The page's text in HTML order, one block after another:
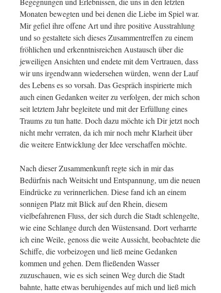
Monaten bewegten und bei denen die Liebe im Spiel war.
Mir gefiel ihre offene Art und ihre positive Ausstrahlung
und so gestaltete sich dieses Zusammentreffen zu einem
fröhlichen und erkenntnisreichen Austausch über die
jeweiligen Ansichten und endete mit dem Vertrauen, dass
wir uns irgendwann wiedersehen würden, wenn der Lauf
des Lebens es so vorsah. Das Gespräch inspirierte mich
auch einen Gedanken weiter zu verfolgen, der mich schon
seit letztem Jahr begleitete und mit der Erfüllung eines
Traums zu tun hatte. Doch dazu möchte ich Dir jetzt noch
nicht mehr verraten, da ich mir noch mehr Klarheit über
die weitere Entwicklung der Idee verschaffen möchte.
Nach dieser Zusammenkunft regte sich in mir das
Bedürfnis nach Weitsicht und Entspannung, um die neuen
Eindrücke zu verinnerlichen. Diese fand ich an einem
sonnigen Platz mit Blick auf den Rhein, diesem
vielbefahrenen Fluss, der sich durch die Stadt schlengelte,
wie eine Schlange durch den Wüstensand. Dort verharrte
ich eine Weile, genoss die weite Aussicht, beobachtete die
Schiffe, die vorbeizogen und ließ meine Gedanken
kommen und gehen. Dem fließenden Wasser
zuzuschauen, wie es sich seinen Weg durch die Stadt
bahnte, hatte etwas beruhigendes auf mich und ließ mich